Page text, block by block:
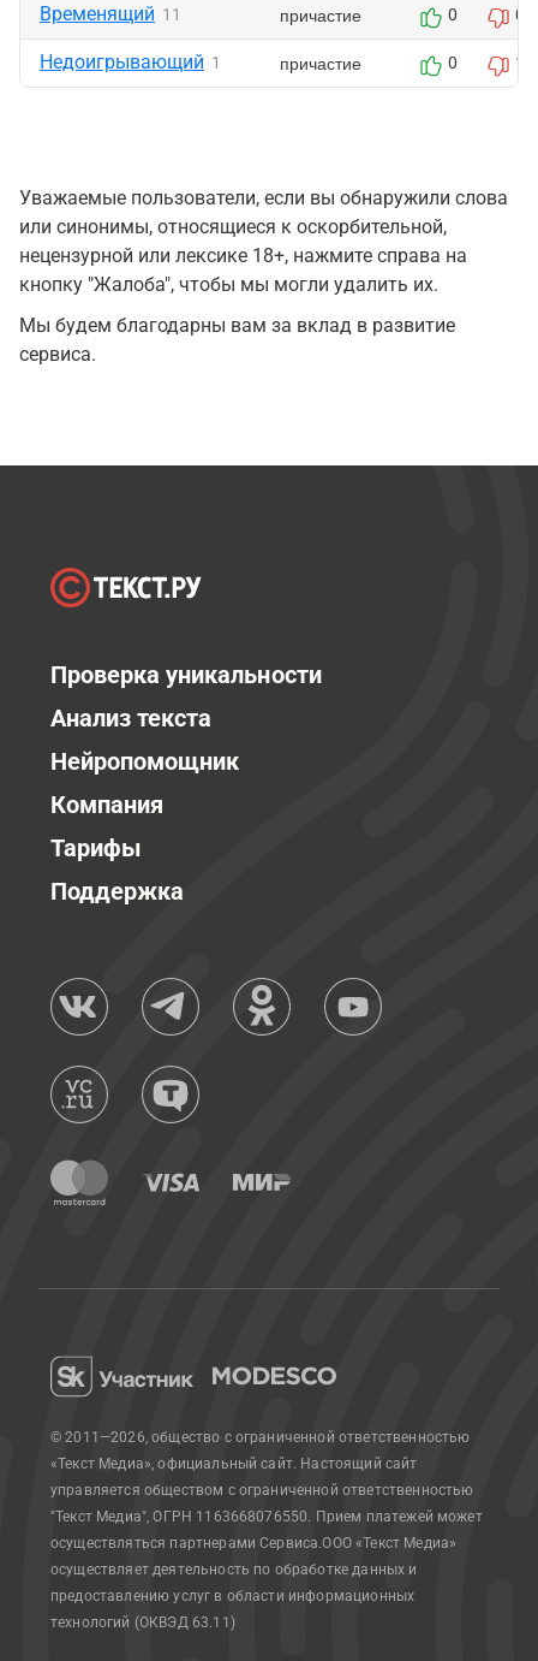
Временящий 11 причастие 0 0
Недоигрывающий 1 причастие 0 1
Уважаемые пользователи, если вы обнаружили слова
или синонимы, относящиеся к оскорбительной,
нецензурной или лексике 18+, нажмите справа на
кнопку "Жалоба", чтобы мы могли удалить их.
Мы будем благодарны вам за вклад в развитие
сервиса.
Проверка уникальности
Анализ текста
Нейропомощник
Компания
Тарифы
Поддержка
© 2011—2026, общество с ограниченной ответственностью
«Текст Медиа», официальный сайт. Настоящий сайт
управляется обществом с ограниченной ответственностью
"Текст Медиа", ОГРН 1163668076550. Прием платежей может
осуществляться партнерами Сервиса.ООО «Текст Медиа»
осуществляет деятельность по обработке данных и
предоставлению услуг в области информационных
технологий (ОКВЭД 63.11)